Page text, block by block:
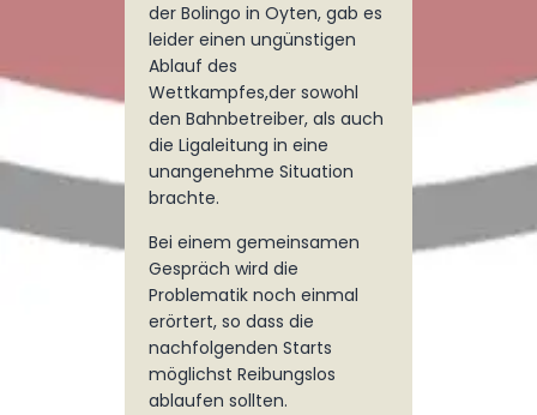
der Bolingo in Oyten, gab es
leider einen ungünstigen
Ablauf des
Wettkampfes,der sowohl
den Bahnbetreiber, als auch
die Ligaleitung in eine
unangenehme Situation
brachte.
Bei einem gemeinsamen
Gespräch wird die
Problematik noch einmal
erörtert, so dass die
nachfolgenden Starts
möglichst Reibungslos
ablaufen sollten.